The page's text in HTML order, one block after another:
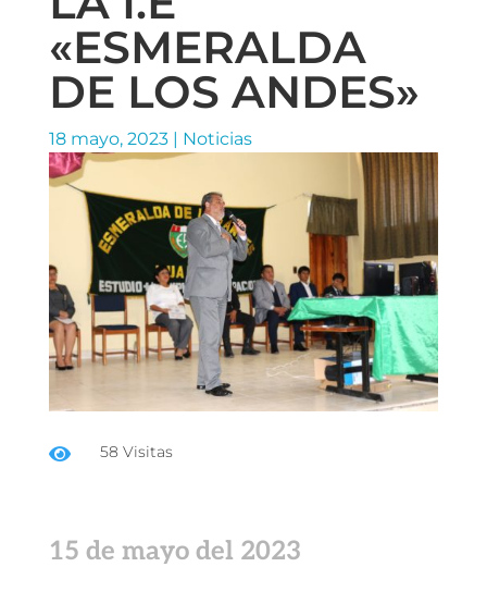
«ESMERALDA
DE LOS ANDES»
18 mayo, 2023| Noticias
 58 Visitas
15 de mayo del 2023